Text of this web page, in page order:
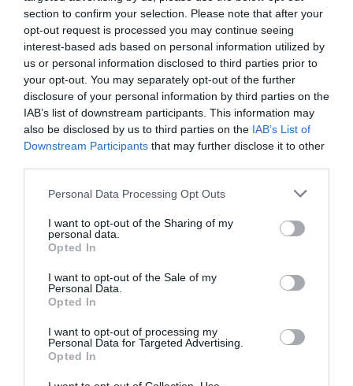
section to confirm your selection. Please note that after your
opt-out request is processed you may continue seeing
interest-based ads based on personal information utilized by
us or personal information disclosed to third parties prior to
your opt-out. You may separately opt-out of the further
disclosure of your personal information by third parties on the
IAB’s list of downstream participants. This information may
also be disclosed by us to third parties on the IAB’s List of
Downstream Participants that may further disclose it to other
Personal Data Processing Opt Outs
I want to opt-out of the Sharing of my
personal data.
Opted In
I want to opt-out of the Sale of my
Personal Data.
Opted In
I want to opt-out of processing my
Personal Data for Targeted Advertising.
Opted In
tenis
Sorana Cîrstea: „Am început să
lucrez cu Kim Clijsters și sunt
foarte încântată. Simt că e un
nou început pentru mine!”